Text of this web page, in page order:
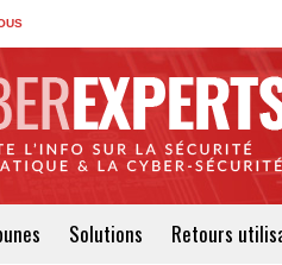
Solutions Retours